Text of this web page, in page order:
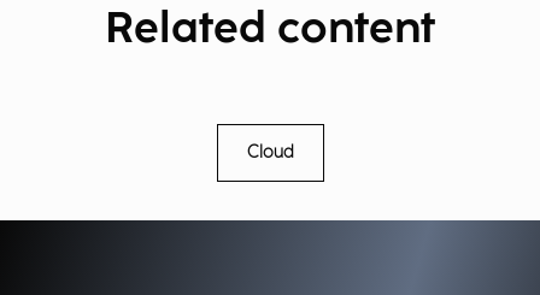
Related content
Cloud